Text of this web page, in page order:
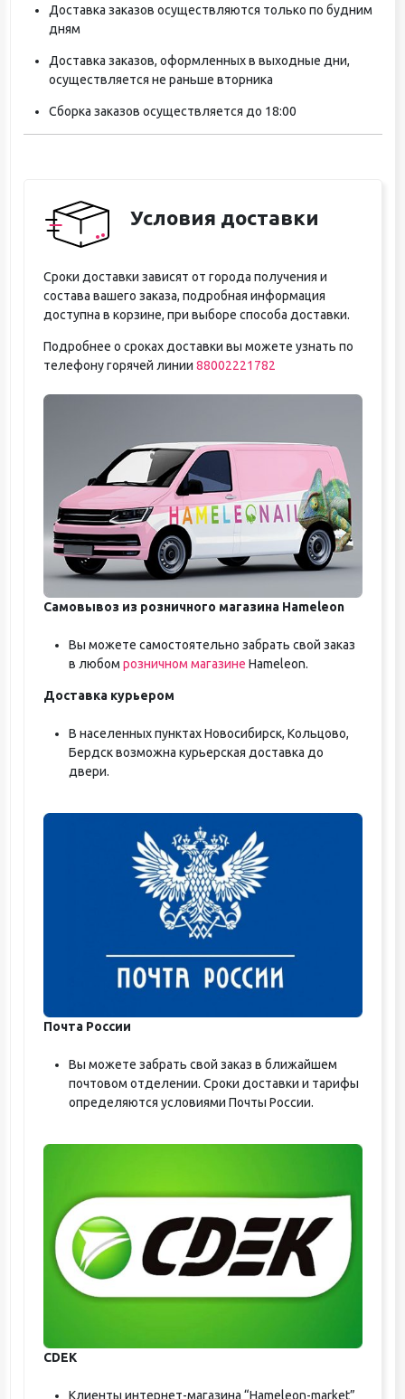
Доставка заказов осуществляются только по будним
дням
Доставка заказов, оформленных в выходные дни,
осуществляется не раньше вторника
Сборка заказов осуществляется до 18:00
Условия доставки
Сроки доставки зависят от города получения и
состава вашего заказа, подробная информация
доступна в корзине, при выборе способа доставки.
Подробнее о сроках доставки вы можете узнать по
телефону горячей линии 88002221782
Самовывоз из розничного магазина Hameleon
Вы можете самостоятельно забрать свой заказ
в любом розничном магазине Hameleon.
Доставка курьером
В населенных пунктах Новосибирск, Кольцово,
Бердск возможна курьерская доставка до
двери.
Почта России
Вы можете забрать свой заказ в ближайшем
почтовом отделении. Сроки доставки и тарифы
определяются условиями Почты России.
CDEK
Клиенты интернет-магазина “Hameleon-market”